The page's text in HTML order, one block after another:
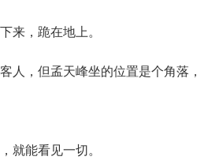
，跪在地上。
，但孟天峰坐的位置是个角落，
能看见一切。